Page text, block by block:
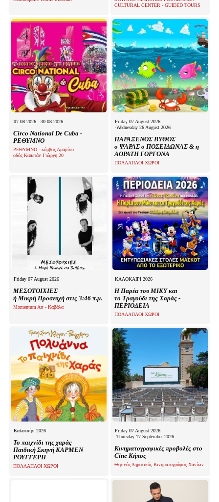
Είσοδος διαχειριστή
CULTURAL CENTER - GUIDED TOURS
07.08.2026 - 30.08.2026
Circo National De Cuba -
ΡΕΘΥΜΝΟ
ΡΕΘΥΜΝΟ - κόμβος Αμαρίου
οδός Καπετάν Γιώργη 20
Friday 07 August 2026
-Wednesday 26 August 2026
ΠΑΡΑΞΕΝΟΣ ΒΥΘΟΣ
ο ΨΑΡΑΣ ο ΠΟΣΕΙΔΩΝΑΣ & η
ΑΟΡΑΤΗ ΓΟΡΓΟΝΑ
ΠΟΛΛΑΠΛΟΙ ΧΩΡΟΙ
Friday 07 August 2026
ΜΕΣΟΤΟΙΧΙΕΣ
ή Μικρή Προσευχή στις 3:46 π.μ.
Momentum Art - Καβάλα
ΚΑΛΟΚΑΙΡΙ 2026
Η Παρέα του ΜΙΚΥ και
το Τραγούδι της Χαράς -
ΠΕΡΙΟΔΕΙΑ
ΠΟΛΛΑΠΛΟΙ ΧΩΡΟΙ
Καλοκαίρι 2026
Το παιχνίδι της χαράς
Παιδική Σκηνή ΚΑΡΜΕΝ
ΡΟΥΓΓΕΡΗ
ΠΟΛΛΑΠΛΟΙ ΧΩΡΟΙ
Friday 07 August 2026
-Thursday 17 September 2026
Κινηματογραφικές προβολές στο
Cine Κήπος
Θερινός Δημοτικός Κινηματογράφος Χανίων